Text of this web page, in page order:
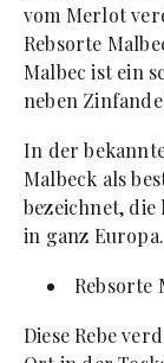
vom Merlot
Rebsorte
Malbec ist ein
neben
In der
Malbeck als
bezeichnet,
in ganz Europa.
Rebsorte
Diese Rebe